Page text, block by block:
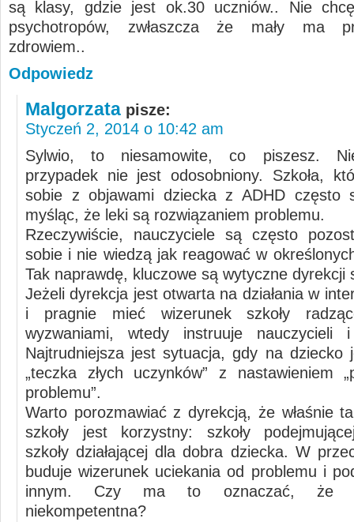
są klasy, gdzie jest ok.30 uczniów.. Nie
psychotropów, zwłaszcza że mały ma
zdrowiem..
Odpowiedz
Malgorzata pisze:
Styczeń 2, 2014 o 10:42 am
Sylwio, to niesamowite, co piszesz.
przypadek nie jest odosobniony. Szkoła,
sobie z objawami dziecka z ADHD często
myśląc, że leki są rozwiązaniem problemu.
Rzeczywiście, nauczyciele są często
sobie i nie wiedzą jak reagować w
Tak naprawdę, kluczowe są wytyczne dyrekcji
Jeżeli dyrekcja jest otwarta na działania w
i pragnie mieć wizerunek szkoły
wyzwaniami, wtedy instruuje nauczycieli
Najtrudniejsza jest sytuacja, gdy na dziecko
„teczka złych uczynków” z nastawieniem
problemu”.
Warto porozmawiać z dyrekcją, że właśnie
szkoły jest korzystny: szkoły
szkoły działającej dla dobra dziecka. W
buduje wizerunek uciekania od problemu i
innym. Czy ma to oznaczać, że
niekompetentna?